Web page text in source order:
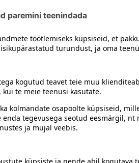
kamomilliõie ekstrakt,
olamiin
kontrollida ka pakendilt.